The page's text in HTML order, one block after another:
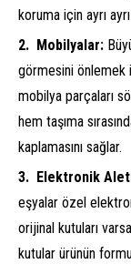
koruma için ayrı ayrı
Mobilyalar:
görmesini önlemek
mobilya parçaları
hem taşıma
kaplamasını sağlar.
Elektronik
eşyalar özel
orijinal kutuları
kutular ürünün